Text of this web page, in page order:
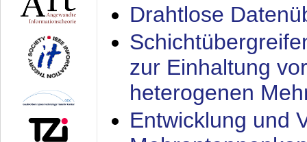
Drahtlose
zur Einhaltung
heterogenen
Entwicklung und